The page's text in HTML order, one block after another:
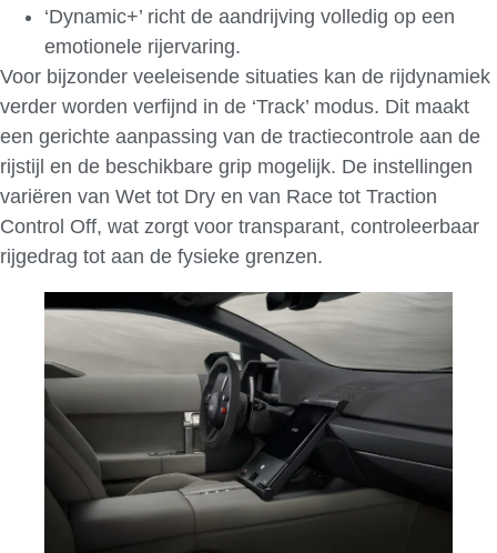
‘Dynamic+’ richt de aandrijving volledig op een
emotionele rijervaring.
Voor bijzonder veeleisende situaties kan de rijdynamiek
verder worden verfijnd in de ‘Track’ modus. Dit maakt
een gerichte aanpassing van de tractiecontrole aan de
rijstijl en de beschikbare grip mogelijk. De instellingen
variëren van Wet tot Dry en van Race tot Traction
Control Off, wat zorgt voor transparant, controleerbaar
rijgedrag tot aan de fysieke grenzen.